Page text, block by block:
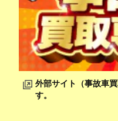
外部サイト（事故車
す。